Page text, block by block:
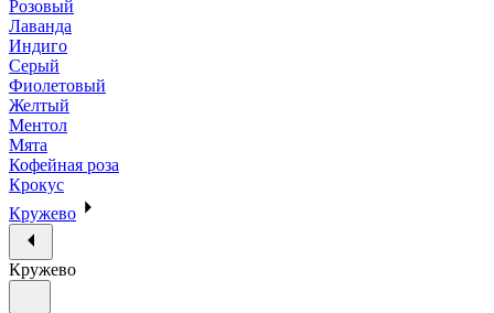
Розовый
Лаванда
Индиго
Серый
Фиолетовый
Желтый
Ментол
Мята
Кофейная роза
Крокус
Кружево
Кружево